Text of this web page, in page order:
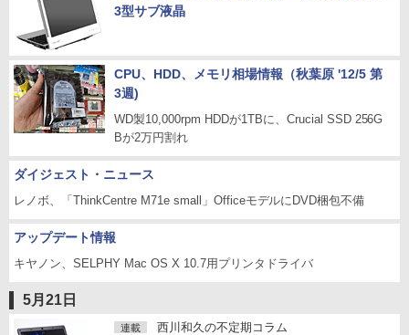
3型サブ液晶
CPU、HDD、メモリ相場情報（秋葉原 '12/5 第
3週)
WD製10,000rpm HDDが1TBに、Crucial SSD 256G
Bが2万円割れ
ダイジェスト・ニュース
レノボ、「ThinkCentre M71e small」OfficeモデルにDVD梱包不備
アップデート情報
キヤノン、SELPHY Mac OS X 10.7用プリンタドライバ
5月21日
連載 西川和久の不定期コラム